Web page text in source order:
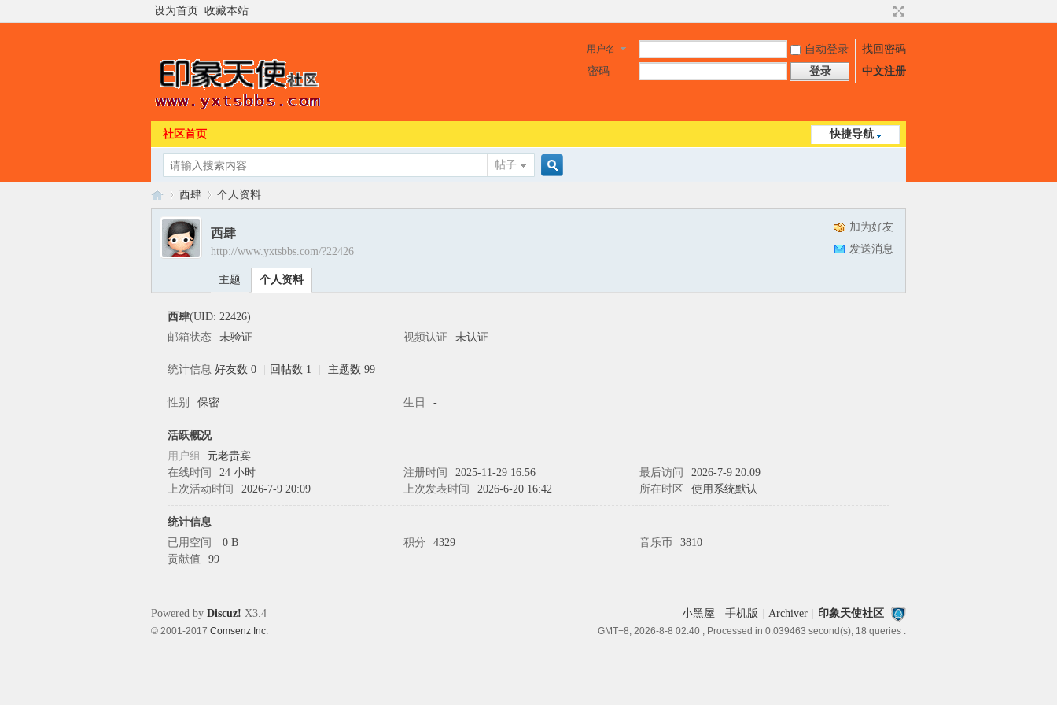
设为首页 收藏本站
用户名 自动登录
找回密码
密码
登录 中文注册
快捷导航
社区首页
帖子
›
西肆 个人资料
加为好友
发送消息
西肆
http://www.yxtsbbs.com/?22426
主题 个人资料
西肆(UID: 22426)
邮箱状态
未验证 视频认证 未认证
统计信息 好友数 0 回帖数 1 主题数 99
性别 保密 生日 -
活跃概况
用户组 元老贵宾
在线时间
24 小时 注册时间 2025-11-29 16:56 最后访问
2026-7-9 20:09
上次活动时间
2026-7-9 20:09 上次发表时间 2026-6-20 16:42 所在时区 使用系统默认
统计信息
已用空间
0 B 积分 4329 音乐币
3810
贡献值
99
小黑屋 手机版 Archiver 印象天使社区
GMT+8, 2026-8-8 02:40 , Processed in 0.039463 second(s), 18 queries .
Powered by Discuz! X3.4
© 2001-2017 Comsenz Inc.